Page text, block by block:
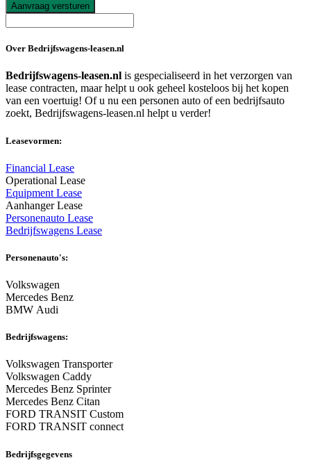
Aanvraag versturen
Over Bedrijfswagens-leasen.nl
Bedrijfswagens-leasen.nl is gespecialiseerd in het verzorgen van
lease contracten, maar helpt u ook geheel kosteloos bij het kopen
van een voertuig! Of u nu een personen auto of een bedrijfsauto
zoekt, Bedrijfswagens-leasen.nl helpt u verder!
Leasevormen:
Financial Lease
Operational Lease
Equipment Lease
Aanhanger Lease
Personenauto Lease
Bedrijfswagens Lease
Personenauto's:
Volkswagen
Mercedes Benz
BMW Audi
Bedrijfswagens:
Volkswagen Transporter
Volkswagen Caddy
Mercedes Benz Sprinter
Mercedes Benz Citan
FORD TRANSIT Custom
FORD TRANSIT connect
Bedrijfsgegevens